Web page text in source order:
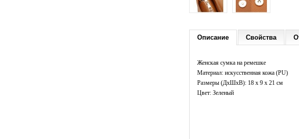
Описание Свойства
Женская сумка на ремешке
Материал: искусственная кожа (PU)
Размеры (ДxШхВ): 18 x 9 x 21 см
Цвет: Зеленый